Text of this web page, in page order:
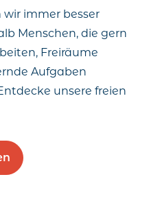
wir immer besser
Menschen, die gern
Freiräume
Aufgaben
unsere freien